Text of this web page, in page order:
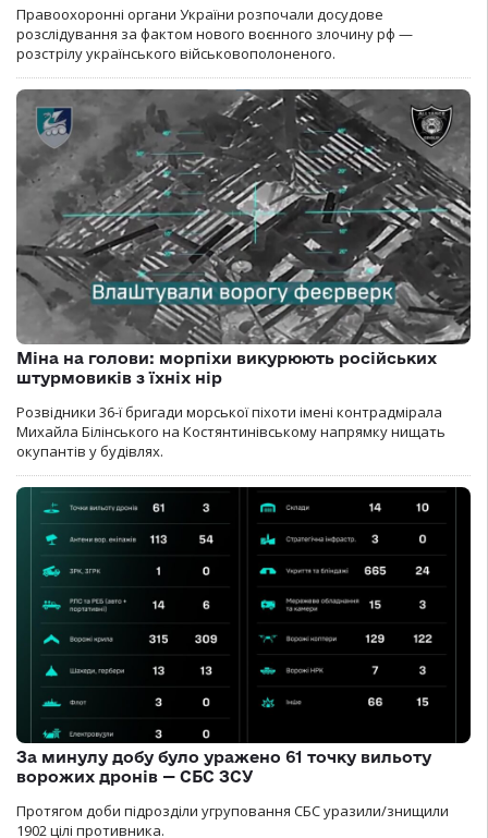
Правоохоронні органи України розпочали досудове
розслідування за фактом нового воєнного злочину рф —
розстрілу українського військовополоненого.
Міна на голови: морпіхи викурюють російських
штурмовиків з їхніх нір
Розвідники 36-ї бригади морської піхоти імені контрадмірала
Михайла Білінського на Костянтинівському напрямку нищать
окупантів у будівлях.
За минулу добу було уражено 61 точку вильоту
ворожих дронів — СБС ЗСУ
Протягом доби підрозділи угруповання СБС уразили/знищили
1902 цілі противника.